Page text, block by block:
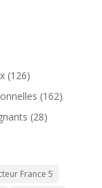
(126)
(162)
(28)
France 5